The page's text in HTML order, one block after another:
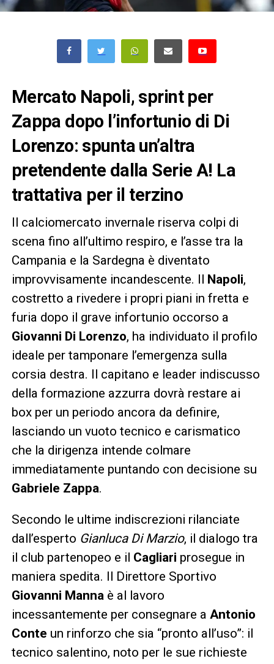
Mercato Napoli, sprint per
Zappa dopo l’infortunio di Di
Lorenzo: spunta un’altra
pretendente dalla Serie A! La
trattativa per il terzino
Il calciomercato invernale riserva colpi di
scena fino all’ultimo respiro, e l’asse tra la
Campania e la Sardegna è diventato
improvvisamente incandescente. Il Napoli,
costretto a rivedere i propri piani in fretta e
furia dopo il grave infortunio occorso a
Giovanni Di Lorenzo, ha individuato il profilo
ideale per tamponare l’emergenza sulla
corsia destra. Il capitano e leader indiscusso
della formazione azzurra dovrà restare ai
box per un periodo ancora da definire,
lasciando un vuoto tecnico e carismatico
che la dirigenza intende colmare
immediatamente puntando con decisione su
Gabriele Zappa.
Secondo le ultime indiscrezioni rilanciate
dall’esperto Gianluca Di Marzio, il dialogo tra
il club partenopeo e il Cagliari prosegue in
maniera spedita. Il Direttore Sportivo
Giovanni Manna è al lavoro
incessantemente per consegnare a Antonio
Conte un rinforzo che sia “pronto all’uso”: il
tecnico salentino, noto per le sue richieste